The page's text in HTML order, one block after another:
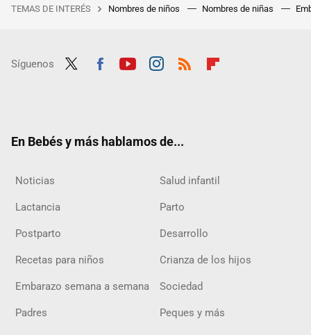
TEMAS DE INTERÉS Nombres de niños Nombres de niñas
Síguenos
En Bebés y más hablamos de...
Noticias Salud infantil
Lactancia Parto
Postparto Desarrollo
Recetas para niños Crianza de los hijos
Embarazo semana a semana Sociedad
Padres Peques y más